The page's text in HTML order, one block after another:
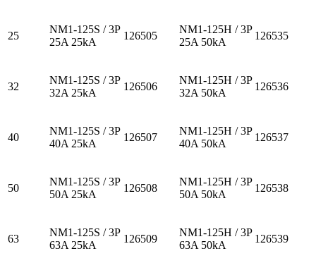
25
NM1-125S / 3P
25A 25kA
126505
NM1-125H / 3P
25A 50kA
126535
32
NM1-125S / 3P
32A 25kA
126506
NM1-125H / 3P
32A 50kA
126536
40
NM1-125S / 3P
40A 25kA
126507
NM1-125H / 3P
40A 50kA
126537
50
NM1-125S / 3P
50A 25kA
126508
NM1-125H / 3P
50A 50kA
126538
63
NM1-125S / 3P
63A 25kA
126509
NM1-125H / 3P
63A 50kA
126539